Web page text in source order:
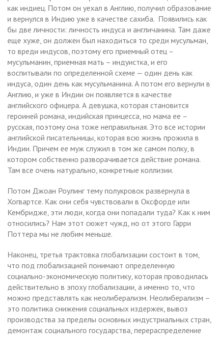
как индиец. Потом он уехал в Англию, получил образование
и вернулся в Индию уже в качестве сахиба. Появились как
бы две личности: личность индуса и англичанина. Там даже
еще хуже, он должен был находиться то среди мусульман,
то вреди индусов, поэтому его приемный отец –
мусульманин, приемная мать – индуистка, и его
воспитывали по определенной схеме — один день как
индуса, один день как мусульманина. А потом его вернули в
Англию, и уже в Индии он появляется в качестве
английского офицера. А девушка, которая становится
героиней романа, индийская принцесса, но мама ее –
русская, поэтому она тоже неправильная. Это все истории
английской писательницы, которая всю жизнь прожила в
Индии. Причем ее муж служил в том же самом полку, в
котором собственно разворачивается действие романа.
Там все очень натурально, конкретные коллизии.
Потом Джоан Роулинг тему полукровок развернула в
Хогвартсе. Как они себя чувствовали в Оксфорде или
Кембридже, эти люди, когда они попадали туда? Как к ним
относились? Нам этот сюжет чужд, но от этого Гарри
Поттера мы не любим меньше.
Наконец, третья трактовка глобализации состоит в том,
что под глобализацией понимают определенную
социально-экономическую политику, которая проводилась
действительно в эпоху глобализации, а именно то, что
можно представлять как неолиберализм. Неолиберализм –
это политика снижения социальных издержек, вывоз
производства за пределы основных индустриальных стран,
демонтаж социального государства, перераспределение